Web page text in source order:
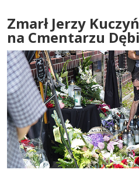
Zmarł Jerzy
na Cmentarzu